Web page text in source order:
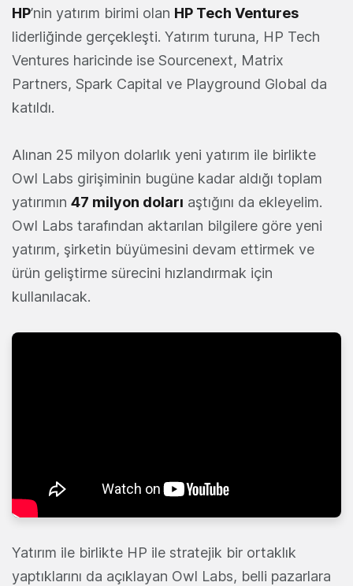
HP’nin yatırım birimi olan HP Tech Ventures
liderliğinde gerçekleşti. Yatırım turuna, HP Tech
Ventures haricinde ise Sourcenext, Matrix
Partners, Spark Capital ve Playground Global da
katıldı.
Alınan 25 milyon dolarlık yeni yatırım ile birlikte
Owl Labs girişiminin bugüne kadar aldığı toplam
yatırımın 47 milyon doları aştığını da ekleyelim.
Owl Labs tarafından aktarılan bilgilere göre yeni
yatırım, şirketin büyümesini devam ettirmek ve
ürün geliştirme sürecini hızlandırmak için
kullanılacak.
Yatırım ile birlikte HP ile stratejik bir ortaklık
yaptıklarını da açıklayan Owl Labs, belli pazarlara